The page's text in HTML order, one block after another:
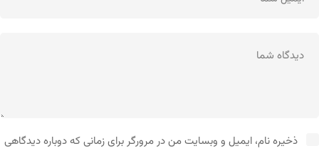
ذخیره نام، ایمیل و وبسایت من در مرورگر برای زمانی که دوباره دیدگاهی